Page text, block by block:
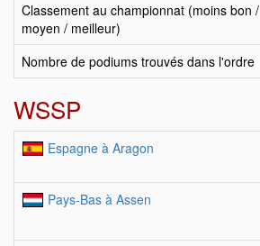
Classement au championnat (moins bon /
moyen / meilleur)
Nombre de podiums trouvés dans l'ordre
WSSP
Espagne à Aragon
Pays-Bas à Assen